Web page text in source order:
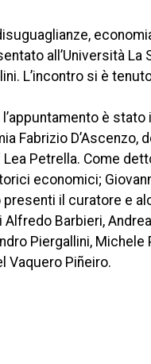
all’Università
L’incontro si è
è
Fabrizio
Petrella. Come
economici;
presenti il curatore e
Alfredo Barbieri,
Piergallini,
Vaquero Piñeiro.